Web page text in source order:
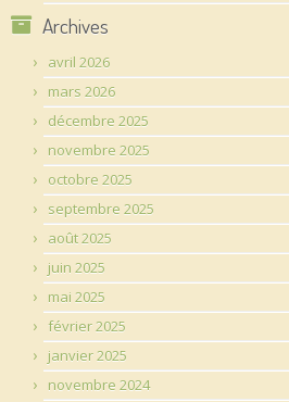
Archives
avril 2026
mars 2026
décembre 2025
novembre 2025
octobre 2025
septembre 2025
août 2025
juin 2025
mai 2025
février 2025
janvier 2025
novembre 2024